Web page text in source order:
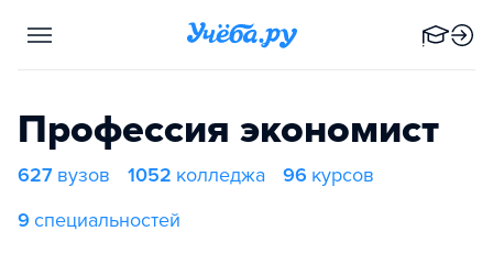
Профессия экономист
627 вузов 1052 колледжа 96 курсов
9 специальностей